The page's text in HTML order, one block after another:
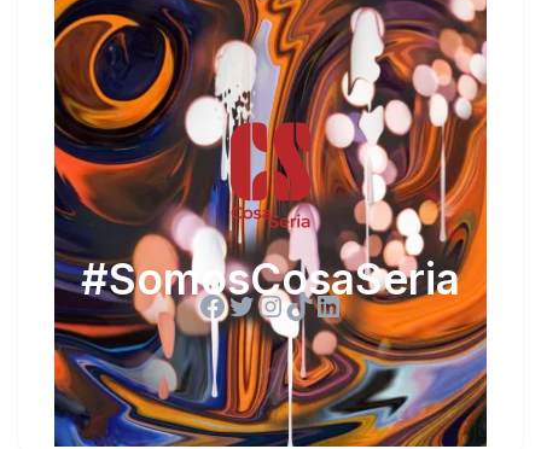
#SomosCosaSeria
Facebook
Twitter
Instagram
TikTok
LinkedIn